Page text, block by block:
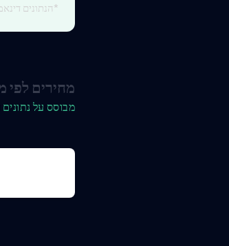
*הנתונים
מחירים לפי
מבוסס על נתונים עדכניים